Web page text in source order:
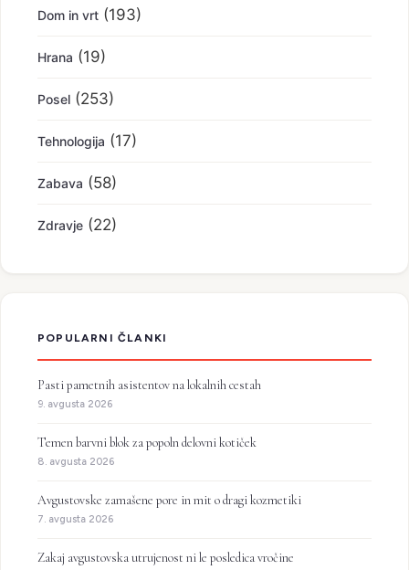
Dom in vrt (193)
Hrana (19)
Posel (253)
Tehnologija (17)
Zabava (58)
Zdravje (22)
POPULARNI ČLANKI
Pasti pametnih asistentov na lokalnih cestah
9. avgusta 2026
Temen barvni blok za popoln delovni kotiček
8. avgusta 2026
Avgustovske zamašene pore in mit o dragi kozmetiki
7. avgusta 2026
Zakaj avgustovska utrujenost ni le posledica vročine